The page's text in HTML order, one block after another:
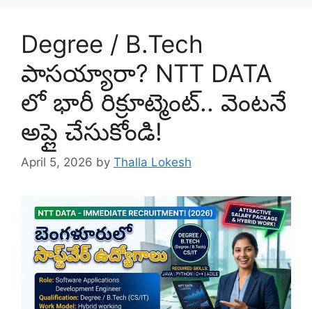
Degree / B.Tech
పాసయ్యారా? NTT DATA
లో భారీ రిక్రూట్మెంట్.. వెంటనే
అప్లై చేసుకోండి!
April 5, 2026 by Thalla Lokesh